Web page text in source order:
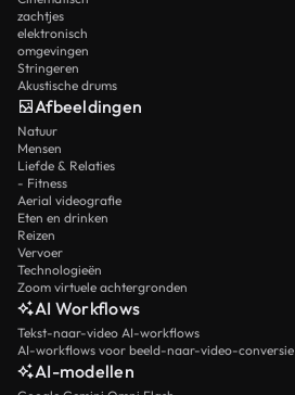
zachtjes
elektronisch
omgevingen
Stringeren
Akustische drums
Afbeeldingen
Natuur
Mensen
Liefde & Relaties
- Fitness
Aerial videografie
Eten en drinken
Reizen
Vervoer
Technologieën
Zoom virtuele achtergronden
AI Workflows
Tekst-naar-video AI-workflows
AI-workflows voor beeld-naar-video-conversie
AI-modellen